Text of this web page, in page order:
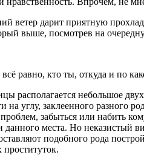
ветер дарит приятную
выше, посмотрев на
равно, кто ты, откуда и по
располагается небольшое
на углу, заклеенного разного
проблем, забыться или набить
данного места. Но неказистый
подобного рода